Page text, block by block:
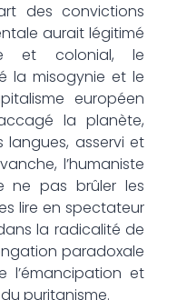
des convictions
aurait légitimé
et colonial, le
la misogynie et le
européen
la planète,
langues, asservi et
l’humaniste
ne pas brûler les
lire en spectateur
la radicalité de
paradoxale
l’émancipation et
puritanisme.